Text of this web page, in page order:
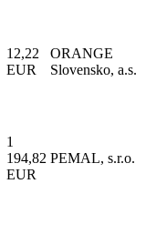
12,22
EUR
ORANGE
Slovensko, a.s.
1
194,82
EUR
PEMAL, s.r.o.